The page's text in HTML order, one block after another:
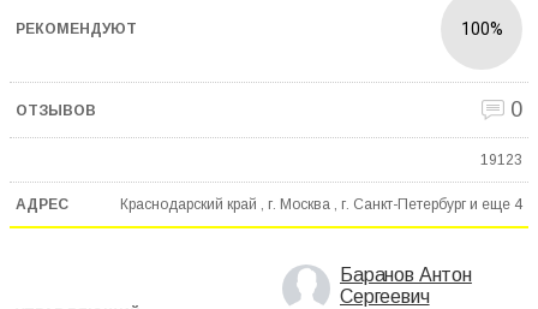
100%
0
19123
Краснодарский край , г. Москва , г. Санкт-Петербург и еще 4
Баранов Антон
Сергеевич